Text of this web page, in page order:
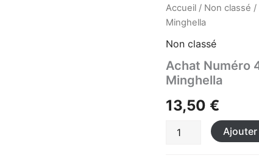
Accueil / Non classé /
Minghella
Non classé
Achat Numéro
Minghella
13,50 €
quantité
de
Achat
Numéro
-
Le
talentueux
Mr.
Ripley
Anthony